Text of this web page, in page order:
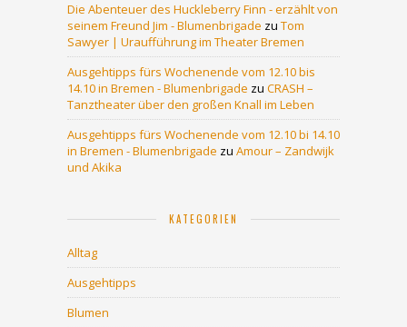
Die Abenteuer des Huckleberry Finn - erzählt von
seinem Freund Jim - Blumenbrigade zu Tom
Sawyer | Uraufführung im Theater Bremen
Ausgehtipps fürs Wochenende vom 12.10 bis
14.10 in Bremen - Blumenbrigade zu CRASH –
Tanztheater über den großen Knall im Leben
Ausgehtipps fürs Wochenende vom 12.10 bi 14.10
in Bremen - Blumenbrigade zu Amour – Zandwijk
und Akika
KATEGORIEN
Alltag
Ausgehtipps
Blumen